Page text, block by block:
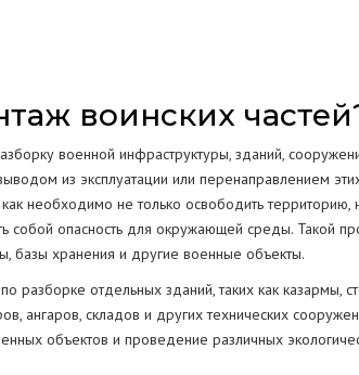
воинских
военной инфраструктуры, зданий,
из эксплуатации или перенаправлением
необходимо не только освободить территорию,
опасность для окружающей среды. Такой
базы хранения и другие военные объекты.
разборке отдельных зданий, таких как казармы,
складов и других технических
объектов и проведение различных